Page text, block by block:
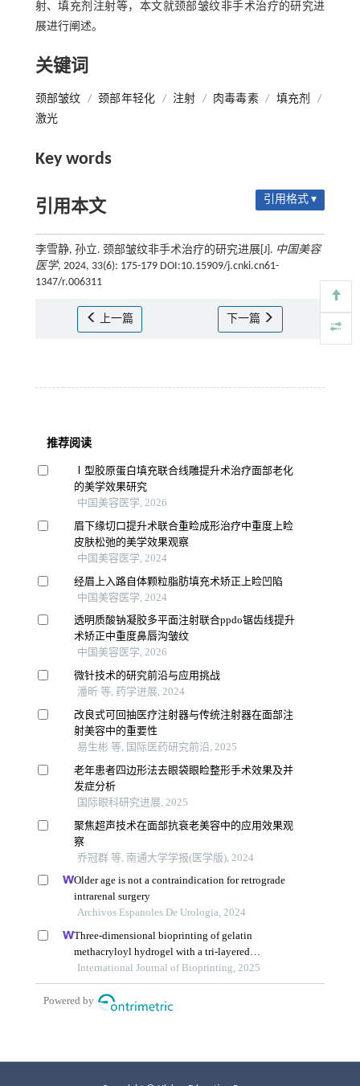
射、填充剂注射等，本文就颈部皱纹非手术治疗的研究进
展进行阐述。
关键词
颈部皱纹 / 颈部年轻化 / 注射 / 肉毒毒素 / 填充剂
/
激光
Key words
引用本文 引用格式 ▾
李雪静, 孙立. 颈部皱纹非手术治疗的研究进展[J]. 中国美容
医学, 2024, 33(6): 175-179 DOI:10.15909/j.cnki.cn61-
1347/r.006311
上一篇 下一篇